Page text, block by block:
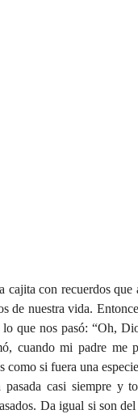
cajita con recuerdos
de nuestra vida.
que nos pasó: “Oh,
cuando mi padre me
como si fuera una
casi siempre y
Da igual si son